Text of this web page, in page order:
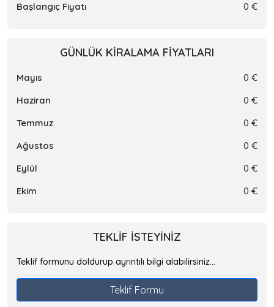
Başlangıç Fiyatı
0 €
GÜNLÜK KIRALAMA FIYATLARI
Mayıs
0 €
Haziran
0 €
Temmuz
0 €
Ağustos
0 €
Eylül
0 €
Ekim
0 €
TEKLIF ISTEYINIZ
Teklif formunu doldurup ayrıntılı bilgi alabilirsiniz...
Teklif Formu